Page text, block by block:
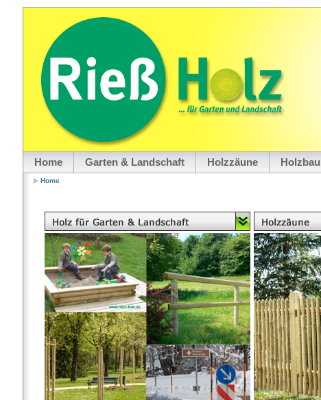
Home Garten & Landschaft Holzzäune Holzbau
Home